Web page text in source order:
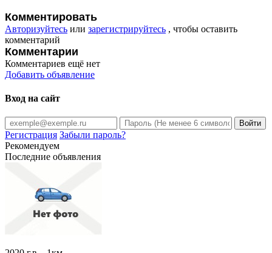
Комментировать
Авторизуйтесь или зарегистрируйтесь , чтобы оставить
комментарий
Комментарии
Комментариев ещё нет
Добавить объявление
Вход на сайт
Регистрация Забыли пароль?
Рекомендуем
Последние объявления